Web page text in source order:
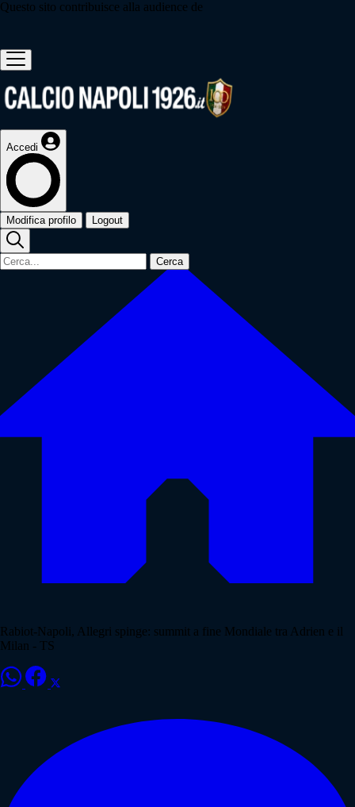
Questo sito contribuisce alla audience de
Accedi
Modifica profilo Logout
Cerca
Rabiot-Napoli, Allegri spinge: summit a fine Mondiale tra Adrien e il
Milan - TS